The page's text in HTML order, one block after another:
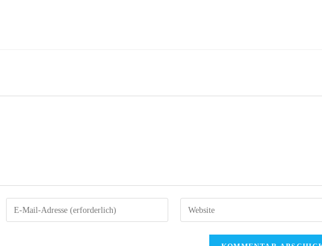
Gib
deine
Gib
deine
Website-